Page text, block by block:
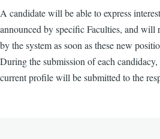
A candidate will be able to express
announced by specific Faculties, and will
by the system as soon as these new
During the submission of each candidacy,
current profile will be submitted to the